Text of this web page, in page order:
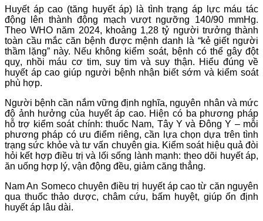
Huyết áp cao (tăng huyết áp) là tình trạng áp lực máu tác
động lên thành động mạch vượt ngưỡng 140/90 mmHg.
Theo WHO năm 2024, khoảng 1,28 tỷ người trưởng thành
toàn cầu mắc căn bệnh được mệnh danh là “kẻ giết người
thầm lặng” này. Nếu không kiểm soát, bệnh có thể gây đột
quỵ, nhồi máu cơ tim, suy tim và suy thận. Hiểu đúng về
huyết áp cao giúp người bệnh nhận biết sớm và kiểm soát
phù hợp.
Người bệnh cần nắm vững định nghĩa, nguyên nhân và mức
độ ảnh hưởng của huyết áp cao. Hiện có ba phương pháp
hỗ trợ kiểm soát chính: thuốc Nam, Tây Y và Đông Y – mỗi
phương pháp có ưu điểm riêng, cần lựa chọn dựa trên tình
trạng sức khỏe và tư vấn chuyên gia. Kiểm soát hiệu quả đòi
hỏi kết hợp điều trị và lối sống lành mạnh: theo dõi huyết áp,
ăn uống hợp lý, vận động đều, giảm căng thẳng.
Nam An Someco chuyên điều trị huyết áp cao từ căn nguyên
qua thuốc thảo dược, châm cứu, bấm huyệt, giúp ổn định
huyết áp lâu dài.